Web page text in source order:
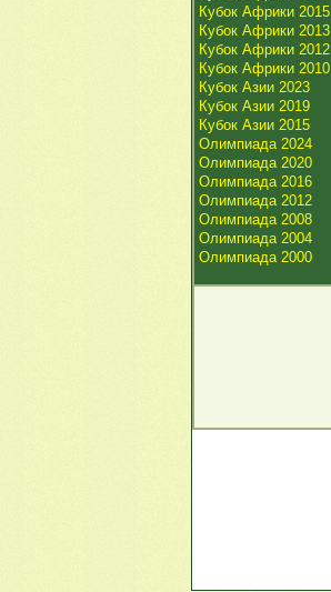
Кубок Африки 2015
Кубок Африки 2013
Кубок Африки 2012
Кубок Африки 2010
Кубок Азии 2023
Кубок Азии 2019
Кубок Азии 2015
Олимпиада 2024
Олимпиада 2020
Олимпиада 2016
Олимпиада 2012
Олимпиада 2008
Олимпиада 2004
Олимпиада 2000